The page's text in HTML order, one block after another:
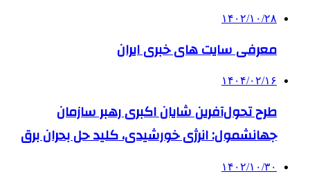
۱۴۰۲/۱۰/۲۸
معرفی سایت های خبری ایران
۱۴۰۴/۰۲/۱۶
طرح تحول‌آفرین شایان اکبری رهبر سازمان
جهانشمول: انرژی خورشیدی، کلید حل بحران برق
۱۴۰۲/۱۰/۳۰